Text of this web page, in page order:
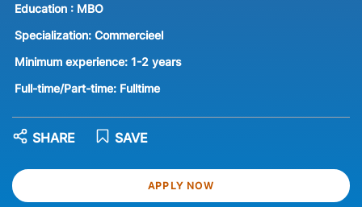
Education : MBO
Specialization: Commercieel
Minimum experience: 1-2 years
Full-time/Part-time: Fulltime
APPLY NOW
SAVE
SHARE